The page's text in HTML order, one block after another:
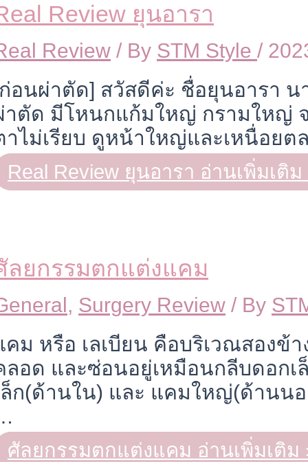
Review ยุนอารา
Review / By STM Style /
อนผ่าตัด] สวัสดีค่ะ ชื่อยุนอารา น
าตัด มีโหนกแก้มใหญ่ กรามใหญ่
าไม่เรียบ ดูหน้าใหญ่และเหนื่อย
Real Review ยุนอารา อ่านเพิ่มเติม
ลยกรรมตกแต่งแคม
, Surgery Review / By
คม หรือ เลเบียน คือบริเวณสองข้า
ลอด และซ่อนอยู่เหมือนกลีบดอกเ
ล็ก(ด้านใน) และ แคมใหญ่(ด้านน
ศัลยกรรมตกแต่งแคม อ่านเพิ่มเติม